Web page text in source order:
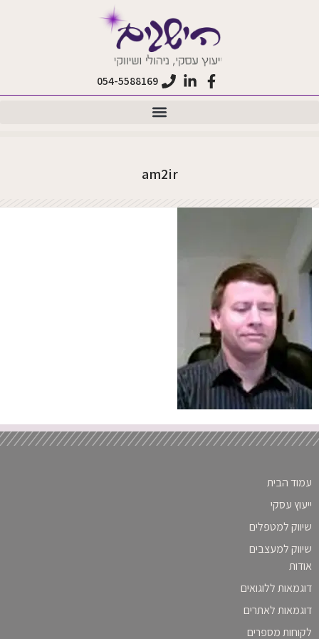
054-5588169
am2ir
עמוד הבית
ייעוץ עסקי
שיווק למטפלים
שיווק למעצבים
אודות
דוגמאות ללוגואים
דוגמאות לאתרים
לקוחות מספרים